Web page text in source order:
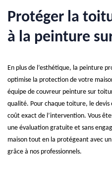
Protéger la
à la peinture
En plus de l’esthétique, la peinture
optimise la protection de votre
équipe de couvreur peinture sur
qualité. Pour chaque toiture, le
coût exact de l’intervention. Vous
une évaluation gratuite et sans
maison tout en la protégeant avec
grâce à nos professionnels.